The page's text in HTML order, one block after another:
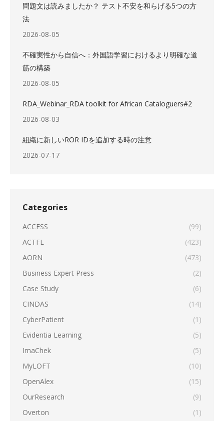
問題文は読みましたか？ テスト不安を和らげる5つの方
法
2026-08-05
不確実性から自信へ：外国語学習におけるより明確な道
筋の構築
2026-08-05
RDA_Webinar_RDA toolkit for African Cataloguers#2
2026-08-03
組織に新しいROR IDを追加する時の注意
2026-07-17
Categories
ACCESS
(99)
ACTFL
(423)
AORN
(473)
Business Expert Press
(2)
Case Study
(6)
CINDAS
(14)
CyberPatient
(1)
Evidentia Learning
(5)
ImaChek
(5)
MyLOFT
(10)
OpenAlex
(15)
OurResearch
(9)
Overton
(1)